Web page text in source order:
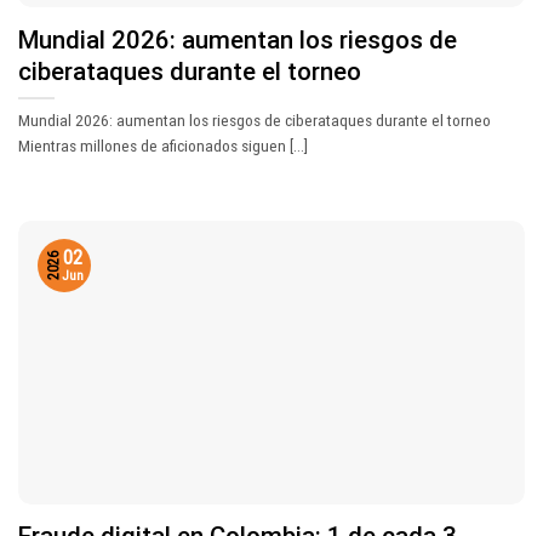
Mundial 2026: aumentan los riesgos de
ciberataques durante el torneo
Mundial 2026: aumentan los riesgos de ciberataques durante el torneo
Mientras millones de aficionados siguen [...]
02
Jun
2026